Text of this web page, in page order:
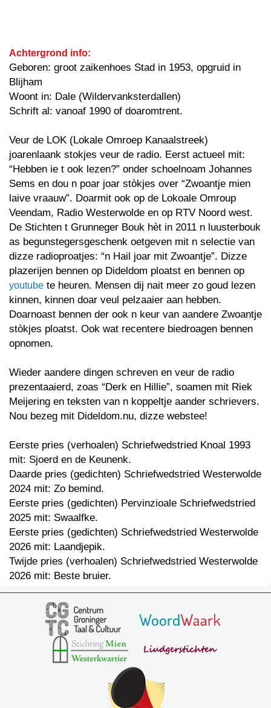
Achtergrond info:
Geboren: groot zaikenhoes Stad in 1953, opgruid in
Blijham
Woont in: Dale (Wildervanksterdallen)
Schrift al: vanoaf 1990 of doaromtrent.
Veur de LOK (Lokale Omroep Kanaalstreek)
joarenlaank stokjes veur de radio. Eerst actueel mit:
“Hebben ie t ook lezen?” onder schoelnoam Johannes
Sems en dou n poar joar stòkjes over “Zwoantje mien
laive vraauw”. Doarmit ook op de Lokoale Omroup
Veendam, Radio Westerwolde en op RTV Noord west.
De Stichten t Grunneger Bouk hèt in 2011 n luusterbouk
as begunstegersgeschenk oetgeven mit n selectie van
dizze radioproatjes: “n Hail joar mit Zwoantje”. Dizze
plazerijen bennen op Dideldom ploatst en bennen op
youtube te heuren. Mensen dij nait meer zo goud lezen
kinnen, kinnen doar veul pelzaaier aan hebben.
Doarnoast bennen der ook n keur van aandere Zwoantje
stòkjes ploatst. Ook wat recentere biedroagen bennen
opnomen.
Wieder aandere dingen schreven en veur de radio
prezentaaierd, zoas “Derk en Hillie”, soamen mit Riek
Meijering en teksten van n koppeltje aander schrievers.
Nou bezeg mit Dideldom.nu, dizze webstee!
Eerste pries (verhoalen) Schriefwedstried Knoal 1993
mit: Sjoerd en de Keunenk.
Daarde pries (gedichten) Schriefwedstried Westerwolde
2024 mit: Zo bemind.
Eerste pries (gedichten) Pervinzioale Schriefwedstried
2025 mit: Swaalfke.
Eerste pries (gedichten) Schriefwedstried Westerwolde
2026 mit: Laandjepik.
Twijde pries (verhoalen) Schriefwedstried Westerwolde
2026 mit: Beste bruier.